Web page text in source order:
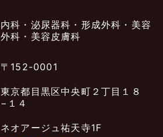
内科・泌尿器科・形成外科・美容
外科・美容皮膚科
〒152-0001
東京都目黒区中央町２丁目１８
−１４
ネオアージュ祐天寺1F